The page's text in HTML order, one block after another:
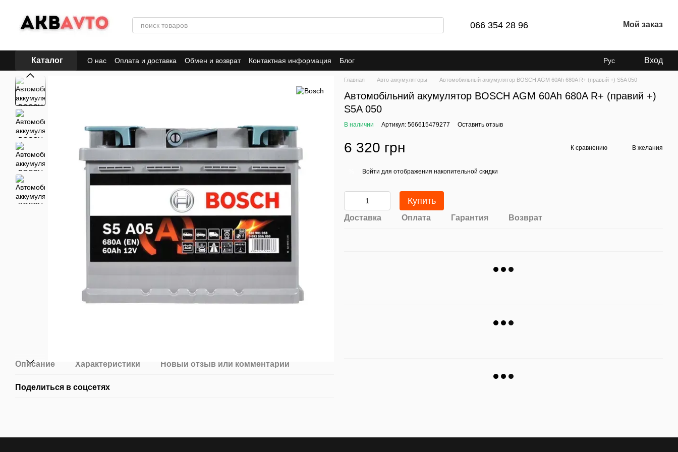
066 354 28 96 Мой заказ
Каталог О нас Оплата и доставка Обмен и возврат Контактная информация Блог Рус Вход
Описание Характеристики Новый отзыв или комментарий
Поделиться в соцсетях
Главная Авто аккумуляторы Автомобильный аккумулятор BOSCH AGM 60Ah 680A R+ (правый +) S5A 050
Автомобільний акумулятор BOSCH AGM 60Ah 680A R+ (правий +)
S5A 050
В наличии Артикул: 566615479277 Оставить отзыв
6 320 грн К сравнению В желания
Войти для отображения накопительной скидки
Купить
Доставка Оплата Гарантия Возврат